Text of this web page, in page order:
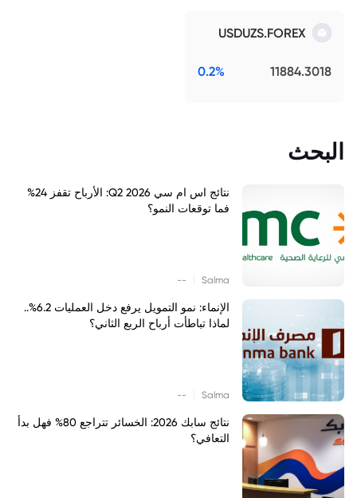
USDUZS.FOREX
11884.3018
0.2%
البحث
نتائج اس ام سي Q2 2026: الأرباح تقفز 24%
فما توقعات النمو؟
Salma
--
الإنماء: نمو التمويل يرفع دخل العمليات 6.2%..
لماذا تباطأت أرباح الربع الثاني؟
Salma
--
نتائج سابك 2026: الخسائر تتراجع 80% فهل بدأ
التعافي؟